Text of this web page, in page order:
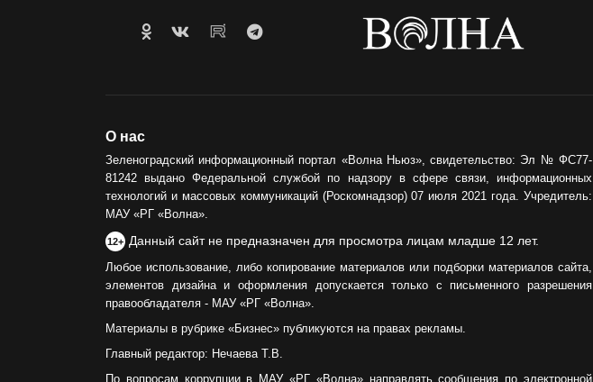
О нас
Зеленоградский информационный портал «Волна Ньюз», свидетельство: Эл № ФС77-
81242 выдано Федеральной службой по надзору в сфере связи, информационных
технологий и массовых коммуникаций (Роскомнадзор) 07 июля 2021 года. Учредитель:
МАУ «РГ «Волна».
12+ Данный сайт не предназначен для просмотра лицам младше 12 лет.
Любое использование, либо копирование материалов или подборки материалов сайта,
элементов дизайна и оформления допускается только с письменного разрешения
правообладателя - МАУ «РГ «Волна».
Материалы в рубрике «Бизнес» публикуются на правах рекламы.
Главный редактор: Нечаева Т.В.
По вопросам коррупции в МАУ «РГ «Волна» направлять сообщения по электронной